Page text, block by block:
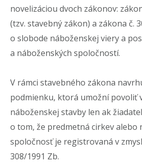
novelizáciou dvoch zákonov:
(tzv. stavebný zákon) a zákona č.
o slobode náboženskej viery a
a náboženských spoločností.
V rámci stavebného zákona
podmienku, ktorá umožní povoliť
náboženskej stavby len ak
o tom, že predmetná cirkev alebo
spoločnosť je registrovaná v
308/1991 Zb.